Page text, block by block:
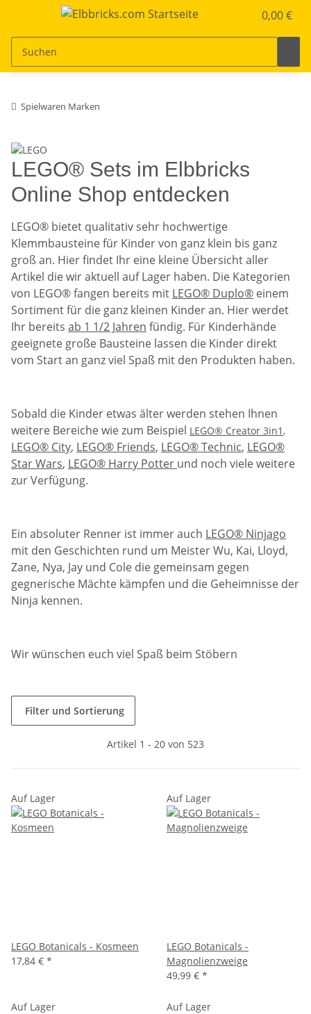
0,00 €
Spielwaren Marken
LEGO® Sets im Elbbricks
Online Shop entdecken
LEGO® bietet qualitativ sehr hochwertige
Klemmbausteine für Kinder von ganz klein bis ganz
groß an. Hier findet Ihr eine kleine Übersicht aller
Artikel die wir aktuell auf Lager haben. Die Kategorien
von LEGO® fangen bereits mit LEGO® Duplo® einem
Sortiment für die ganz kleinen Kinder an. Hier werdet
Ihr bereits ab 1 1/2 Jahren fündig. Für Kinderhände
geeignete große Bausteine lassen die Kinder direkt
vom Start an ganz viel Spaß mit den Produkten haben.
Sobald die Kinder etwas älter werden stehen Ihnen
weitere Bereiche wie zum Beispiel LEGO® Creator 3in1 ,
LEGO® City, LEGO® Friends, LEGO® Technic, LEGO®
Star Wars, LEGO® Harry Potter und noch viele weitere
zur Verfügung.
Ein absoluter Renner ist immer auch LEGO® Ninjago
mit den Geschichten rund um Meister Wu, Kai, Lloyd,
Zane, Nya, Jay und Cole die gemeinsam gegen
gegnerische Mächte kämpfen und die Geheimnisse der
Ninja kennen.
Wir wünschen euch viel Spaß beim Stöbern
Filter und Sortierung
Artikel 1 - 20 von 523
Auf Lager
LEGO Botanicals - Kosmeen
17,84 € *
Auf Lager
LEGO Botanicals -
Magnolienzweige
49,99 € *
Auf Lager Auf Lager